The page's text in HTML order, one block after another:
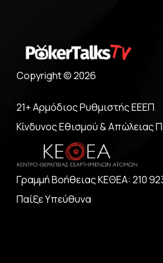
Copyright © 2026
21+ Αρμόδιος Ρυθμιστής ΕΕΕΠ
Κίνδυνος Εθισμού & Απώλειας
Γραμμή Βοήθειας ΚΕΘΕΑ: 210
Παίξε Υπεύθυνα